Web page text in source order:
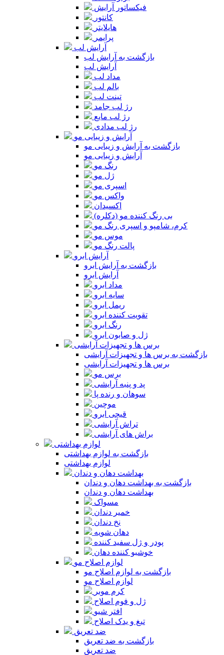
فیکساتور آرایش
کانتور
هایلایتر
پرایمر
آرایش لب
بازگشت به آرایش لب
آرایش لب
مداد لب
بالم لب
تینت لب
رژ لب جامد
رژ لب مایع
رژ لب مدادی
آرایش و زیبایی مو
بازگشت به آرایش و زیبایی مو
آرایش و زیبایی مو
رنگ مو
ژل مو
اسپری مو
واکس مو
اکسیدان
بی رنگ کننده مو (دکلره)
کرم، شامپو و اسپری رنگ مو
موس مو
پالت رنگ مو
آرایش ابرو
بازگشت به آرایش ابرو
آرایش ابرو
مداد ابرو
سایه ابرو
ریمل ابرو
تقویت کننده ابرو
رنگ ابرو
ژل و صابون ابرو
برس ها و تجهیزات آرایشی
بازگشت به برس ها و تجهیزات آرایشی
برس ها و تجهیزات آرایشی
برس مو
پد و پنبه آرایشی
سوهان و رنده پا
موچین
قیچی ابرو
تراش آرایشی
براش های آرایشی
لوازم بهداشتی
بازگشت به لوازم بهداشتی
لوازم بهداشتی
بهداشت دهان و دندان
بازگشت به بهداشت دهان و دندان
بهداشت دهان و دندان
مسواک
خمیر دندان
نخ دندان
دهان شویه
پودر و ژل سفید کننده
خوشبو کننده دهان
لوازم اصلاح مو
بازگشت به لوازم اصلاح مو
لوازم اصلاح مو
کرم موبر
ژل و فوم اصلاح
افتر شیو
تیغ و یدک اصلاح
ضد تعریق
بازگشت به ضد تعریق
ضد تعریق